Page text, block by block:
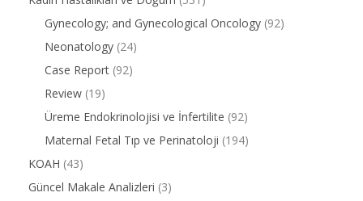
Gynecology; and Gynecological Oncology (92)
Neonatology (24)
Case Report (92)
Review (19)
Üreme Endokrinolojisi ve İnfertilite (92)
Maternal Fetal Tıp ve Perinatoloji (194)
KOAH (43)
Güncel Makale Analizleri (3)